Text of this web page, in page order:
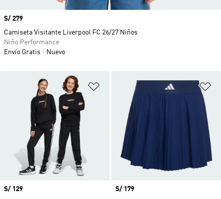
Añadir a la lista de deseos
Precio
S/ 129
Precio
S/ 179
Precio
S/ 279
Camiseta Visitante Liverpool FC 26/27 Niños
Niño Performance
Envío Gratis
Nuevo